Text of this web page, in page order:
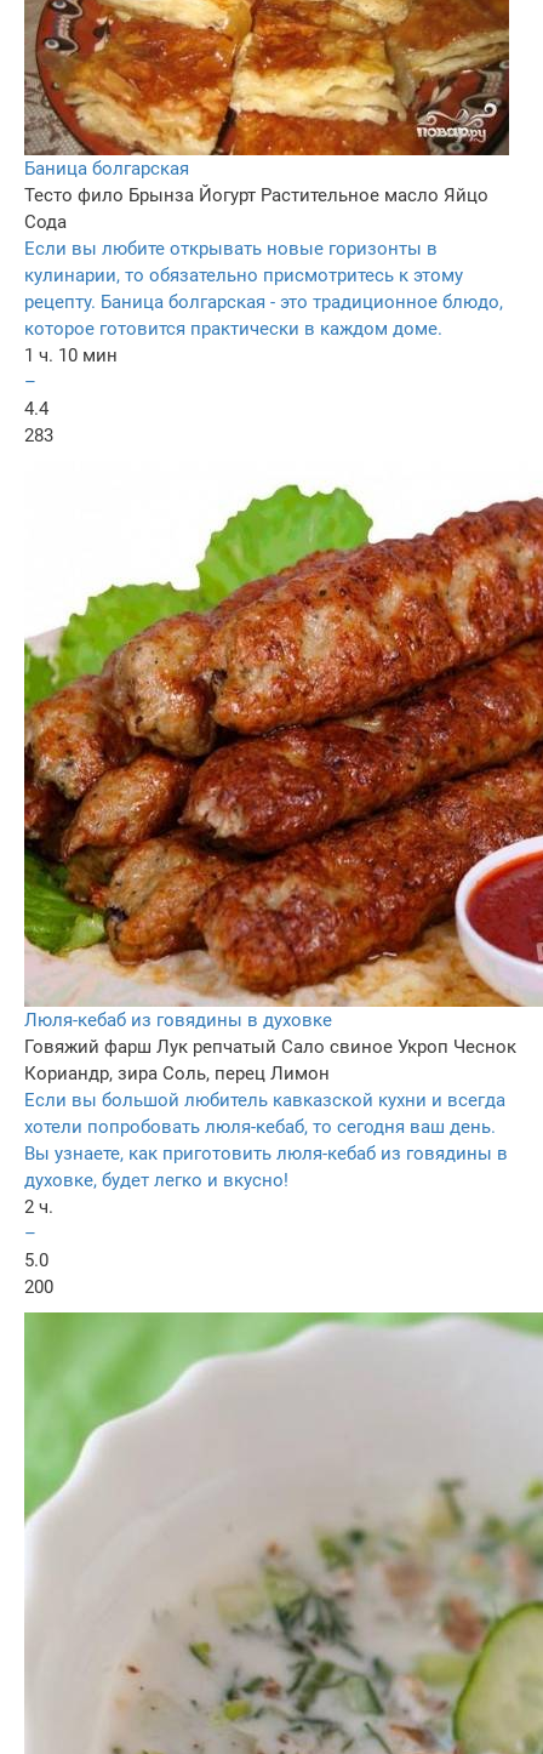
Баница болгарская
Тесто фило Брынза Йогурт Растительное масло Яйцо
Сода
Если вы любите открывать новые горизонты в
кулинарии, то обязательно присмотритесь к этому
рецепту. Баница болгарская - это традиционное блюдо,
которое готовится практически в каждом доме.
1 ч. 10 мин
–
4.4
283
Люля-кебаб из говядины в духовке
Говяжий фарш Лук репчатый Сало свиное Укроп Чеснок
Кориандр, зира Соль, перец Лимон
Если вы большой любитель кавказской кухни и всегда
хотели попробовать люля-кебаб, то сегодня ваш день.
Вы узнаете, как приготовить люля-кебаб из говядины в
духовке, будет легко и вкусно!
2 ч.
–
5.0
200